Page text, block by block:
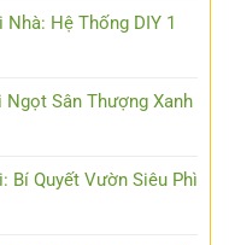
Hệ Thống DIY 1
Ngọt Sân Thượng Xanh
Bí Quyết Vườn Siêu Phì